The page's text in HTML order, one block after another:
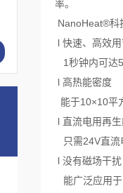
率。
NanoHeat®科
l 快速、高效
1秒钟内可达
l 高热能密度
能于10×10平
l 直流电用再
只需24V直流
l 没有磁场干扰
能广泛应用